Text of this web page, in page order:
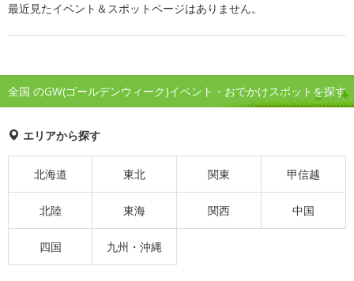
最近見たイベント＆スポットページはありません。
全国 のGW(ゴールデンウィーク)イベント・おでかけスポットを探す
エリアから探す
北海道 東北 関東 甲信越
北陸 東海 関西 中国
四国 九州・沖縄